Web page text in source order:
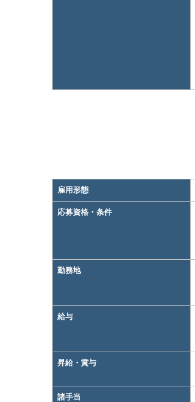
雇用形態
応募資格・条件
勤務地
給与
昇給・賞与
諸手当